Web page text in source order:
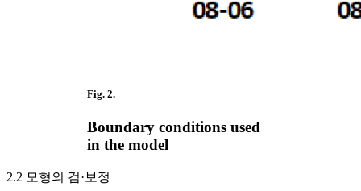
Fig. 2.
Boundary conditions used
in the model
2.2 모형의 검·보정